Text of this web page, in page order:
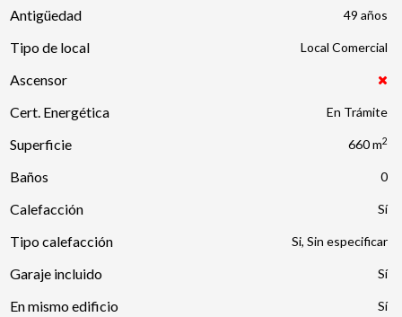
Antigüedad 49 años
Tipo de local Local Comercial
Ascensor
Cert. Energética
En Trámite
Superficie 660 m2
Baños 0
Calefacción
Tipo calefacción
Si, Sin especificar
Garaje incluido
En mismo edificio